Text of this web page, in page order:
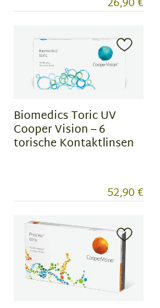
26,90 €
Biomedics Toric UV
Cooper Vision – 6
torische Kontaktlinsen
52,90 €